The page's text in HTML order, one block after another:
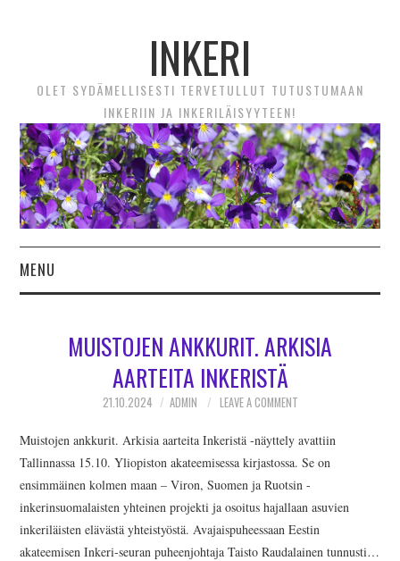
INKERI
OLET SYDÄMELLISESTI TERVETULLUT TUTUSTUMAAN
INKERIIN JA INKERILÄISYYTEEN!
MENU
UUTTA! VIDEOTARINAT
AJANKOHTAISTA
INKERILÄISET
INKERIN HISTORIA JA
KULTTUURI
MUISTOJEN ANKKURIT. ARKISIA
AARTEITA INKERISTÄ
21.10.2024 ADMIN LEAVE A COMMENT
Muistojen ankkurit. Arkisia aarteita Inkeristä -näyttely avattiin
Tallinnassa 15.10. Yliopiston akateemisessa kirjastossa. Se on
ensimmäinen kolmen maan – Viron, Suomen ja Ruotsin -
inkerinsuomalaisten yhteinen projekti ja osoitus hajallaan asuvien
inkeriläisten elävästä yhteistyöstä. Avajaispuheessaan Eestin
akateemisen Inkeri-seuran puheenjohtaja Taisto Raudalainen tunnusti…